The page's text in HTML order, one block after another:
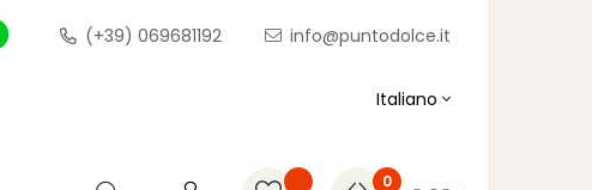
(+39) 069681192 info@puntodolce.it
Italiano
0